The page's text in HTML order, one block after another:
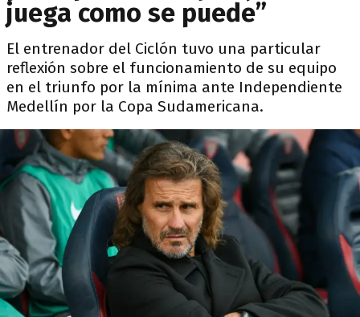
juega como se puede”
El entrenador del Ciclón tuvo una particular
reflexión sobre el funcionamiento de su equipo
en el triunfo por la mínima ante Independiente
Medellín por la Copa Sudamericana.